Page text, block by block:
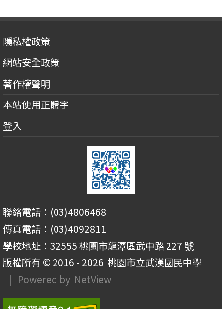
隱私權政策
網站安全政策
著作權聲明
本站使用正體字
登入
聯絡電話：(03)4806468
傳真電話：(03)4092811
學校地址：32555 桃園市龍潭區武中路 227 號
版權所有 © 2016 - 2026 桃園市立武漢國民中學
| Powered by NetView